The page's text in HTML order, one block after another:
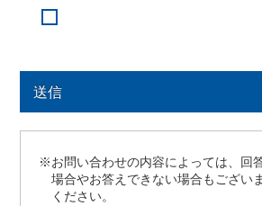
送信
※お問い合わせの内容によっては、回
場合やお答えできない場合もござい
ください。